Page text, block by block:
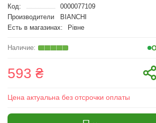
Код:
0000077109
Производители
BIANCHI
Есть в магазинах:
Рівне
593 ₴
Цена актуальна без отсрочки оплаты